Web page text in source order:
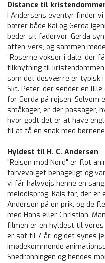
Distance til
I Andersens eventyr finder
bærer både Kai og Gerda
beder sit fadervor, Gerda
aften-vers, og sammen
”Roserne vokser i dale, der
tilknytning til
som det desværre er typisk i
Skt. Peter, der sender en
for Gerda på rejsen. Selvom
småkager, er der passager,
hvor godt det er at have
til at få en snak med
Hyldest til H. C. Andersen
"Rejsen mod Nord" er flot
farvevalget behageligt og
vi får halvvejs henne en
melodisprog. Kais far, der er
Andersen på en prik, og de
med Hans eller Christian.
filmen er en hyldest til
er sat til 7 år, og det synes
imødekommende
Snedronningen og hendes